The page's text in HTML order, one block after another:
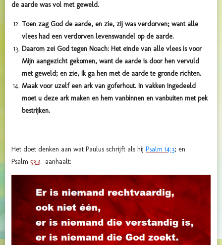
de aarde was vol met geweld.
Toen zag God de aarde, en zie, zij was verdorven; want alle
vlees had een verdorven levenswandel op de aarde.
Daarom zei God tegen Noach: Het einde van alle vlees is voor
Mijn aangezicht gekomen, want de aarde is door hen vervuld
met geweld; en zie, Ik ga hen met de aarde te gronde richten.
Maak voor uzelf een ark van goferhout. In vakken ingedeeld
moet u deze ark maken en hem vanbinnen en vanbuiten met pek
bestrijken.
Het doet denken aan wat Paulus schrijft als hij Psalm 14:3; en
Psalm 53:4 aanhaalt: